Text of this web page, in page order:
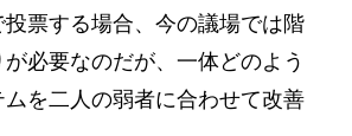
票する場合、今の議場では階
必要なのだが、一体どのよう
を二人の弱者に合わせて改善